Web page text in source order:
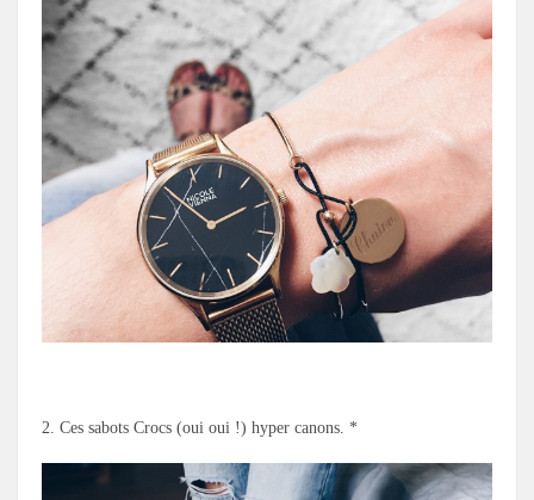
2. Ces sabots Crocs (oui oui !) hyper canons. *